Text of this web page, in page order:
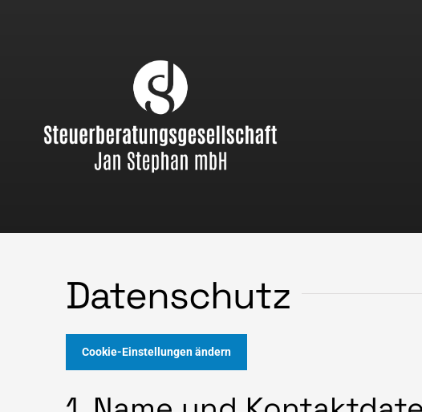
Datenschutz
Cookie-Einstellungen ändern